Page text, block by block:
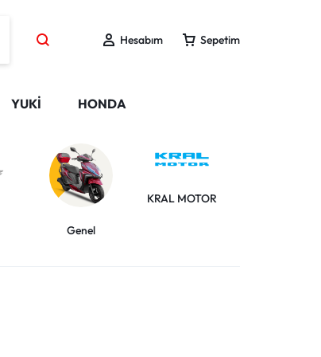
Hesabım Sepetim
YUKİ HONDA
Genel
KRAL MOTOR